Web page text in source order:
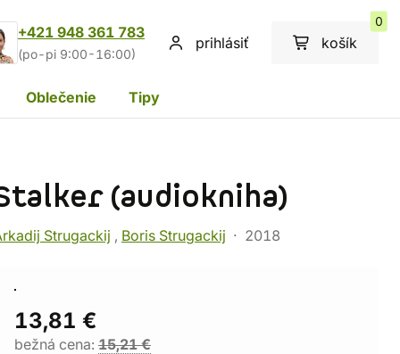
+421 948 361 783
(po-pi 9:00-16:00)
prihlásiť košík
0
Oblečenie Tipy
(audiokniha)
Strugackij , Boris Strugackij 2018
13,81 €
bežná cena: 15,21 €